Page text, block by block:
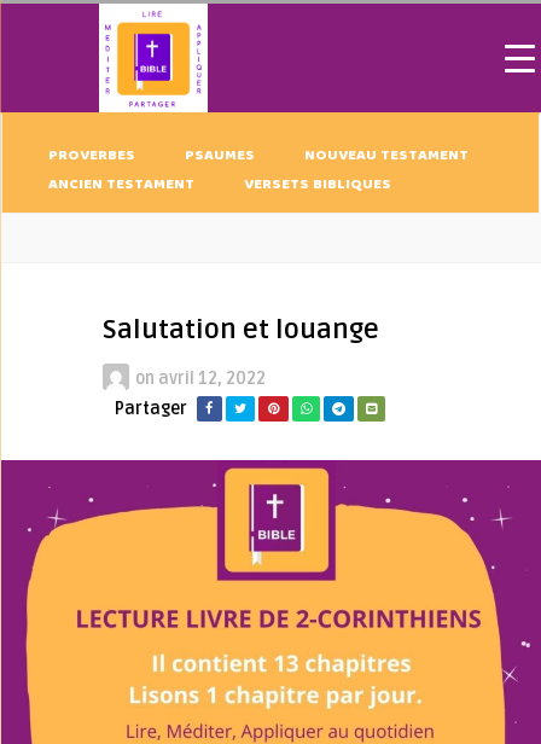
PROVERBES PSAUMES
NOUVEAU TESTAMENT
ANCIEN TESTAMENT
VERSETS BIBLIQUES
Salutation et louange
on avril 12, 2022
Partager